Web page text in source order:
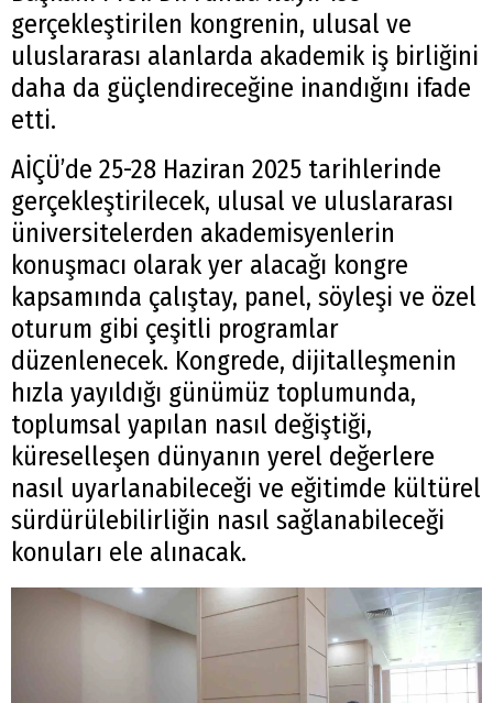
gerçekleştirilen kongrenin, ulusal ve
uluslararası alanlarda akademik iş birliğini
daha da güçlendireceğine inandığını ifade
etti.
AİÇÜ’de 25-28 Haziran 2025 tarihlerinde
gerçekleştirilecek, ulusal ve uluslararası
üniversitelerden akademisyenlerin
konuşmacı olarak yer alacağı kongre
kapsamında çalıştay, panel, söyleşi ve özel
oturum gibi çeşitli programlar
düzenlenecek. Kongrede, dijitalleşmenin
hızla yayıldığı günümüz toplumunda,
toplumsal yapılan nasıl değiştiği,
küreselleşen dünyanın yerel değerlere
nasıl uyarlanabileceği ve eğitimde kültürel
sürdürülebilirliğin nasıl sağlanabileceği
konuları ele alınacak.